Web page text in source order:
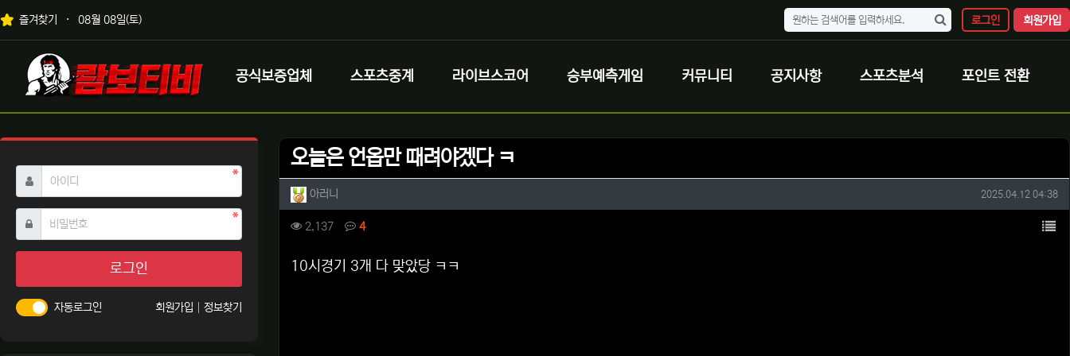
상단 네비
즐겨찾기 08월 08일(토) 로그인 회원가입
메인 메뉴
로고
공식보증업체 스포츠중계 라이브스코어 승부예측게임 커뮤니티 공지사항 스포츠분석 포인트 전환
오늘은 언옵만 때려야겠다 ㅋ
작성자 정보
아러니 작성일
2025.04.12 04:38
컨텐츠 정보
2,137조회 4댓글 목
본문
10시경기 3개 다 맞았당 ㅋㅋ
아이디 필수
비밀번호필수
로그인
자동로그인 회원가입 정보찾기